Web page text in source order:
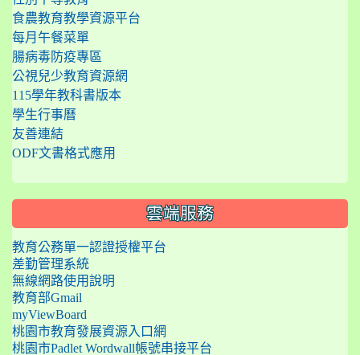
食農教育教學資源平台
每月午餐菜單
腸病毒防疫專區
公視兒少教育資源網
115學年教科書版本
學生行事曆
友善連結
ODF文書格式應用
雲端服務
教育公務單一認證授權平台
差勤管理系統
無線網路使用說明
教育部Gmail
myViewBoard
桃園市教育發展資源入口網
桃園市Padlet Wordwall帳號串接平台